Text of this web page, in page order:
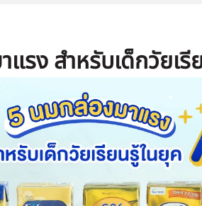
รง สำหรับเด็กวัยเ